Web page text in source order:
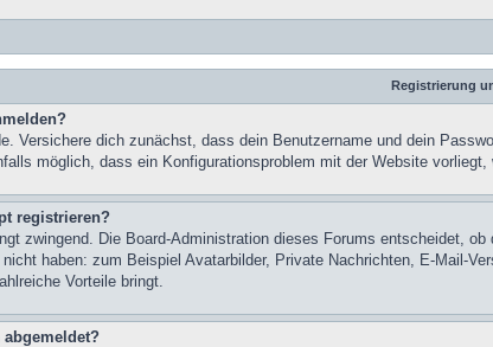
Registrierung
Versichere dich zunächst, dass dein Benutzername und dein
möglich, dass ein Konfigurationsproblem mit der Website
registrieren?
zwingend. Die Board-Administration dieses Forums entscheidet,
haben: zum Beispiel Avatarbilder, Private Nachrichten, E-Mail-
Vorteile bringt.